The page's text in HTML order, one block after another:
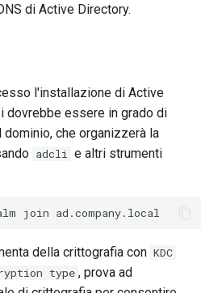
di Active Directory.
l'installazione di Active
dovrebbe essere in grado di
dominio, che organizzerà la
adcli e altri strumenti
join
della crittografia con KDC
type , prova ad